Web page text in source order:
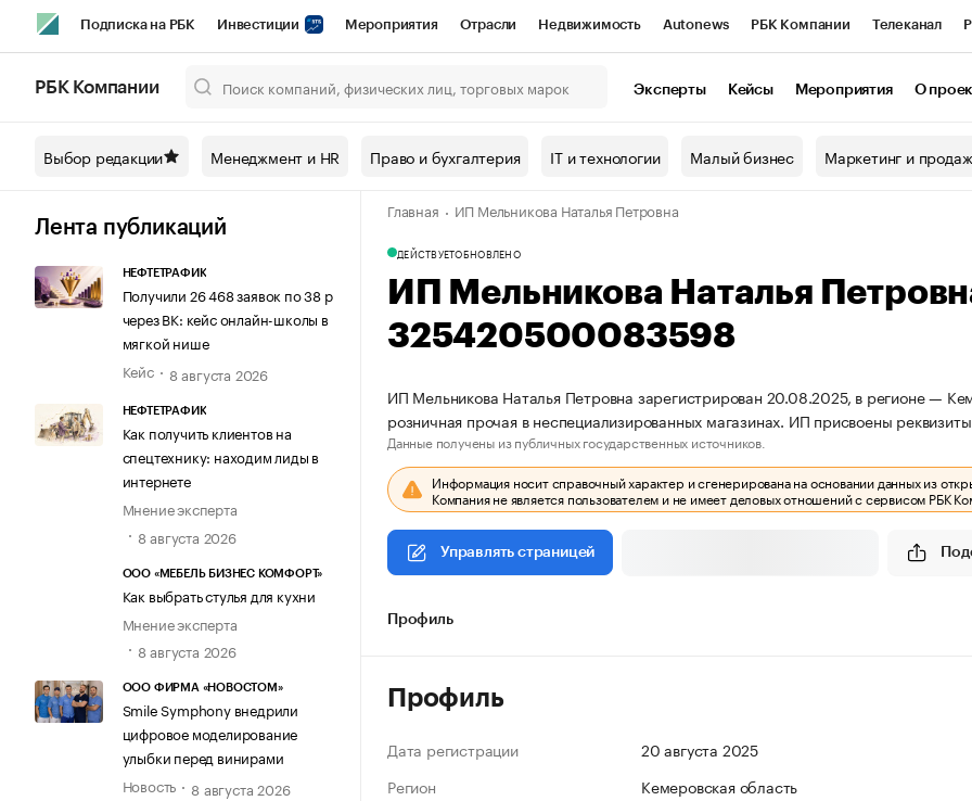
Подписка на РБК Инвестиции Мероприятия Отрасли Недвижимость Autonews РБК Компании Телеканал
Спецпроекты СПб Конференции СПб Спецпроекты Проверка контрагентов
Технологии и медиа Рынок наличной валюты
РБК Компании Эксперты Кейсы Мероприятия О
Выбор редакции Менеджмент и HR Право и бухгалтерия IT и технологии Малый бизнес Маркетинг и
Лента публикаций
НЕФТЕТРАФИК
Получили 26 468 заявок по 38 р
через ВК: кейс онлайн-школы в
мягкой нише
Кейс
8 августа 2026
НЕФТЕТРАФИК
Как получить клиентов на
спецтехнику: находим лиды в
интернете
Мнение эксперта
8 августа 2026
ООО «МЕБЕЛЬ БИЗНЕС КОМФОРТ»
Как выбрать стулья для кухни
Мнение эксперта
8 августа 2026
ООО ФИРМА «НОВОСТОМ»
Smile Symphony внедрили
цифровое моделирование
улыбки перед винирами
Новость
8 августа 2026
Главная ИП Мельникова Наталья Петровна
ДЕЙСТВУЕТОБНОВЛЕНО
ИП Мельникова Наталья
325420500083598
ИП Мельникова Наталья Петровна зарегистрирован 20.08.2025, в регионе —
розничная прочая в неспециализированных магазинах. ИП присвоены
Данные получены из публичных государственных источников.
Информация носит справочный характер и сгенерирована на основании данных из
Компания не является пользователем и не имеет деловых отношений с сервисом РБК
Управлять страницей
Профиль
Профиль
Дата регистрации
20 августа 2025
Регион
Кемеровская область